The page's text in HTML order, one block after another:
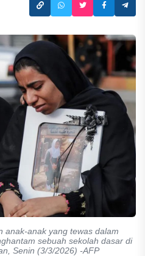
anak-anak yang tewas dalam
sebuah sekolah dasar di
Senin (3/3/2026) -AFP